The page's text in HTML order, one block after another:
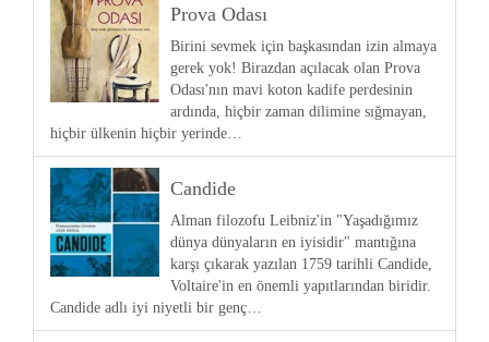
Prova Odası
Birini sevmek için başkasından izin almaya
gerek yok! Birazdan açılacak olan Prova
Odası'nın mavi koton kadife perdesinin
ardında, hiçbir zaman dilimine sığmayan,
hiçbir ülkenin hiçbir yerinde…
Candide
Alman filozofu Leibniz'in "Yaşadığımız
dünya dünyaların en iyisidir" mantığına
karşı çıkarak yazılan 1759 tarihli Candide,
Voltaire'in en önemli yapıtlarından biridir.
Candide adlı iyi niyetli bir genç…